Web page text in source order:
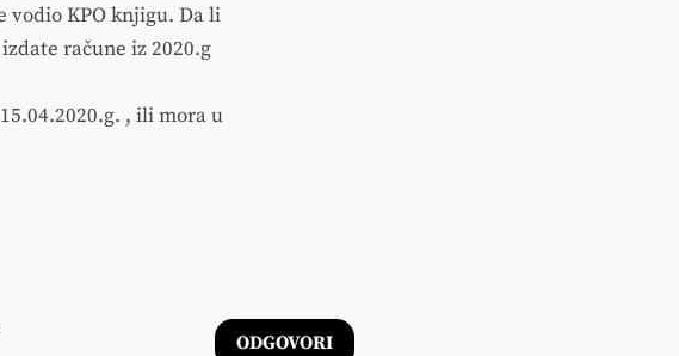
vodio KPO knjigu. Da li
račune iz 2020.g
, ili mora u
ODGOVORI